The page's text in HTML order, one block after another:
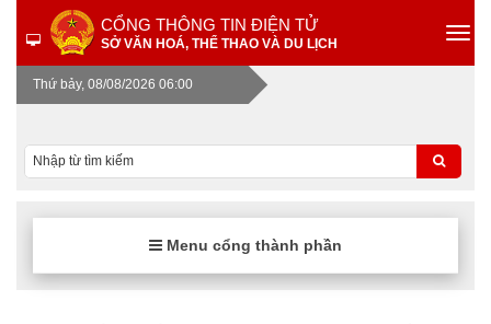
CỔNG THÔNG TIN ĐIỆN TỬ
SỞ VĂN HOÁ, THỂ THAO VÀ DU LỊCH
Thứ bảy, 08/08/2026 06:00
Menu cổng thành phần